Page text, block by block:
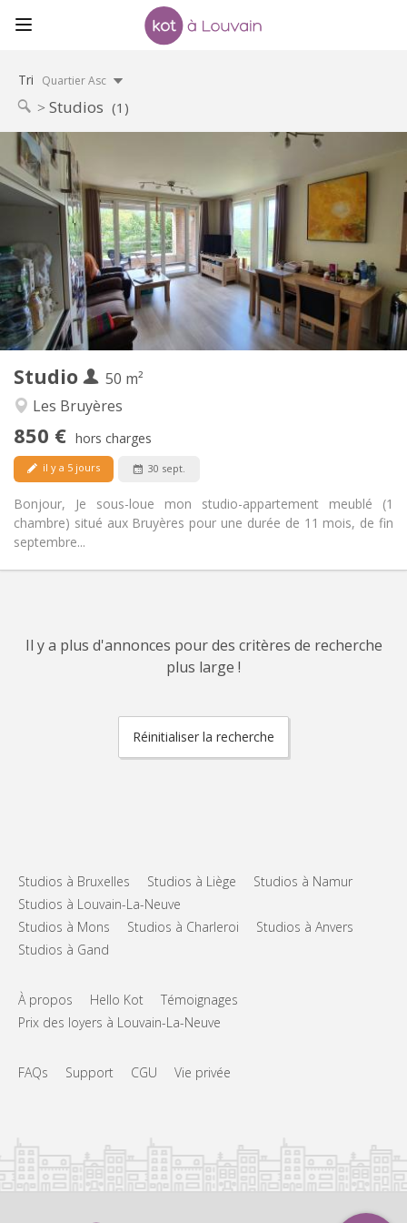
Tri Quartier Asc
Studios (1)
Studio
50 m²
Les Bruyères
850 € hors charges
il y a 5 jours 30 sept.
Bonjour, Je sous-loue mon studio-appartement meublé (1
chambre) situé aux Bruyères pour une durée de 11 mois, de fin
septembre...
Infos Pratiques
Loyer:
850 €
Charges:
Durée:
11 mois
Domiciliation:
Non
Aménagement
Salle de bain:
Privée
Cuisine:
Privée (pièce distincte)
Superficie:
50 m
2
Pièces privées:
4
Studieuse, chaleureuse, calme
Il y a plus d'annonces pour des critères de recherche
plus large !
Réinitialiser la recherche
Studios à Bruxelles Studios à Liège
Studios à Namur
Studios à Louvain-La-Neuve
Studios à Mons
Studios à Charleroi
Studios à Anvers
Studios à Gand
À propos Hello Kot
Témoignages
Prix des loyers à Louvain-La-Neuve
FAQs Support CGU Vie privée